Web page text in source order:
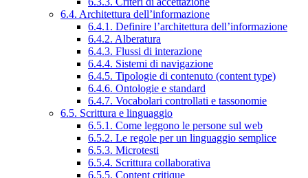
6.4. Architettura dell’informazione
6.4.1. Definire l’architettura dell’informazione
6.4.2. Alberatura
6.4.3. Flussi di interazione
6.4.4. Sistemi di navigazione
6.4.5. Tipologie di contenuto (content type)
6.4.6. Ontologie e standard
6.4.7. Vocabolari controllati e tassonomie
6.5. Scrittura e linguaggio
6.5.1. Come leggono le persone sul web
6.5.2. Le regole per un linguaggio semplice
6.5.3. Microtesti
6.5.4. Scrittura collaborativa
6.5.5. Content critique